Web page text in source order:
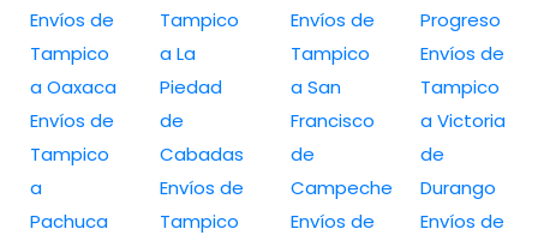
Envíos de
Tampico
a Oaxaca
Envíos de
Tampico
a
Pachuca
Tampico
a La
Piedad
de
Cabadas
Envíos de
Tampico
Envíos de
Tampico
a San
Francisco
de
Campeche
Envíos de
Progreso
Envíos de
Tampico
a Victoria
de
Durango
Envíos de